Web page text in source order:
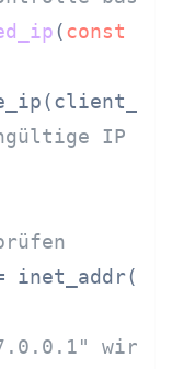
(const
IP
inet_addr(